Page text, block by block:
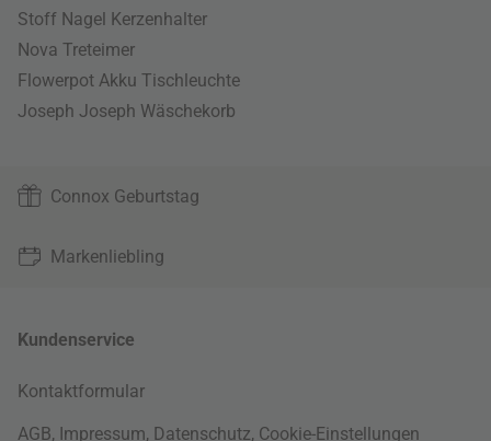
Stoff Nagel Kerzenhalter
Nova Treteimer
Flowerpot Akku Tischleuchte
Joseph Joseph Wäschekorb
Connox Geburtstag
Markenliebling
Kundenservice
Kontaktformular
AGB, Impressum, Datenschutz, Cookie-Einstellungen